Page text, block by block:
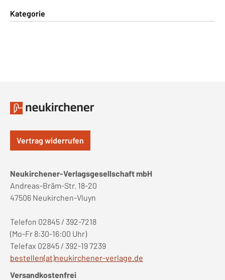
Kategorie
Vertrag widerrufen
Neukirchener-Verlagsgesellschaft mbH
Andreas-Bräm-Str. 18-20
47506 Neukirchen-Vluyn
Telefon 02845 / 392-7218
(Mo-Fr 8:30-16:00 Uhr)
Telefax 02845 / 392-19 7239
bestellen(at)neukirchener-verlage.de
Versandkostenfrei